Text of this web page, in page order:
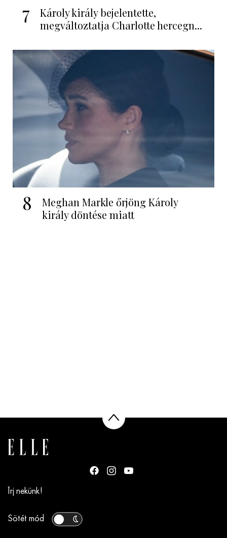
7
Károly király bejelentette,
megváltoztatja Charlotte hercegn...
8
Meghan Markle őrjöng Károly
király döntése miatt
Írj nekünk!
Sötét mód